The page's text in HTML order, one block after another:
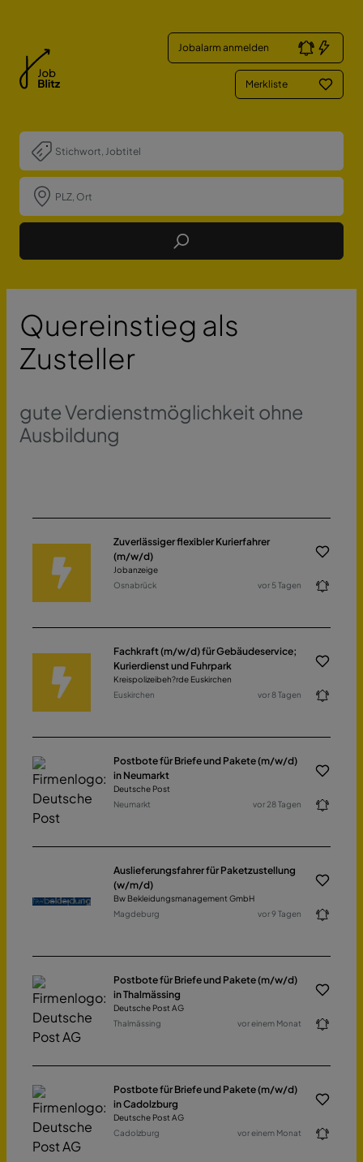
Jobalarm anmelden
Merkliste
Job Finden
Quereinstieg als
Zusteller
gute Verdienstmöglichkeit ohne
Ausbildung
Zuverlässiger flexibler Kurierfahrer
(m/w/d)
Jobanzeige
Osnabrück
vor 5 Tagen
Fachkraft (m/w/d) für Gebäudeservice;
Kurierdienst und Fuhrpark
Kreispolizeibeh?rde Euskirchen
Euskirchen
vor 8 Tagen
Postbote für Briefe und Pakete (m/w/d)
in Neumarkt
Deutsche Post
Neumarkt
vor 28 Tagen
Auslieferungsfahrer für Paketzustellung
(w/m/d)
Bw Bekleidungsmanagement GmbH
Magdeburg
vor 9 Tagen
Postbote für Briefe und Pakete (m/w/d)
in Thalmässing
Deutsche Post AG
Thalmässing
vor einem Monat
Postbote für Briefe und Pakete (m/w/d)
in Cadolzburg
Deutsche Post AG
Cadolzburg
vor einem Monat